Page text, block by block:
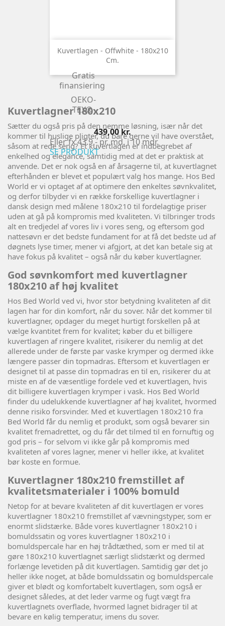
Kuvertlagen - Offwhite - 180x210
Cm.
Gratis
finansiering
OEKO-
TEX®
Pris
439,00 kr.
Eller fx 43.9,- pr. md. i 10 mdr.
SE PRODUKT
Kuvertlagner 180x210
Sætter du også pris på den nemme løsning, især når det
kommer til huslige pligter, du bare gerne vil have overstået,
såsom at rede seng? Et kuvertlagen er indbegrebet af
enkelhed og elegance, samtidig med at det er praktisk at
anvende. Det er nok også en af årsagerne til, at kuvertlagnet
efterhånden er blevet et populært valg hos mange. Hos Bed
World er vi optaget af at optimere den enkeltes søvnkvalitet,
og derfor tilbyder vi en række forskellige kuvertlagner i
dansk design med målene 180x210 til fordelagtige priser
uden at gå på kompromis med kvaliteten. Vi tilbringer trods
alt en tredjedel af vores liv i vores seng, og eftersom god
nattesøvn er det bedste fundament for at få det bedste ud af
døgnets lyse timer, mener vi afgjort, at det kan betale sig at
have fokus på kvalitet – også når du køber kuvertlagner.
God søvnkomfort med kuvertlagner
180x210 af høj kvalitet
Hos Bed World ved vi, hvor stor betydning kvaliteten af dit
lagen har for din komfort, når du sover. Når det kommer til
kuvertlagner, opdager du meget hurtigt forskellen på at
vælge kvantitet frem for kvalitet; køber du et billigere
kuvertlagen af ringere kvalitet, risikerer du nemlig at det
allerede under de første par vaske krymper og dermed ikke
længere passer din topmadras. Eftersom et kuvertlagen er
designet til at passe din topmadras en til en, risikerer du at
miste en af de væsentlige fordele ved et kuvertlagen, hvis
dit billigere kuvertlagen krymper i vask. Hos Bed World
finder du udelukkende kuvertlagner af høj kvalitet, hvormed
denne risiko forsvinder. Med et kuvertlagen 180x210 fra
Bed World får du nemlig et produkt, som også bevarer sin
kvalitet fremadrettet, og du får det tilmed til en fornuftig og
god pris – for selvom vi ikke går på kompromis med
kvaliteten af vores lagner, mener vi heller ikke, at kvalitet
bør koste en formue.
Kuvertlagner 180x210 fremstillet af
kvalitetsmaterialer i 100% bomuld
Netop for at bevare kvaliteten af dit kuvertlagen er vores
kuvertlagner 180x210 fremstillet af vævningstyper, som er
enormt slidstærke. Både vores kuvertlagner 180x210 i
bomuldssatin og vores kuvertlagner 180x210 i
bomuldspercale har en høj trådtæthed, som er med til at
gøre 180x210 kuvertlagnet særligt slidstærkt og dermed
forlænge levetiden på dit kuvertlagen. Samtidig gør det jo
heller ikke noget, at både bomuldssatin og bomuldspercale
giver et blødt og komfortabelt kuvertlagen, som også er
designet således, at det leder varme og fugt vægt fra
kuvertlagnets overflade, hvormed lagnet bidrager til at
bevare en kølig temperatur, imens du sover.